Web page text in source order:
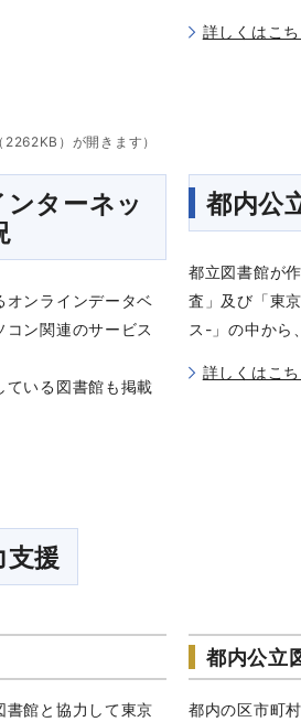
）が開きます）
詳しくはこち
ターネッ
オンラインデータベ
ン関連のサービス
ている図書館も掲載
都内公
都立図書館が
査」及び「東
ス-」の中から
詳しくはこち
支援
書館と協力して東京
都内公立
都内の区市町